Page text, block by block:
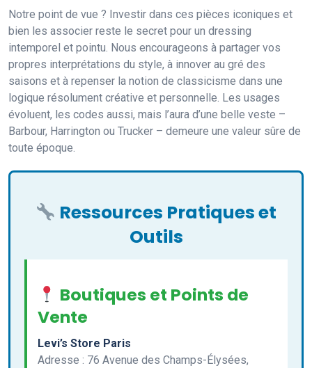
Notre point de vue ? Investir dans ces pièces iconiques et
bien les associer reste le secret pour un dressing
intemporel et pointu. Nous encourageons à partager vos
propres interprétations du style, à innover au gré des
saisons et à repenser la notion de classicisme dans une
logique résolument créative et personnelle. Les usages
évoluent, les codes aussi, mais l’aura d’une belle veste –
Barbour, Harrington ou Trucker – demeure une valeur sûre de
toute époque.
Ressources Pratiques et
Outils
Boutiques et Points de
Vente
Levi’s Store Paris
Adresse : 76 Avenue des Champs-Élysées,